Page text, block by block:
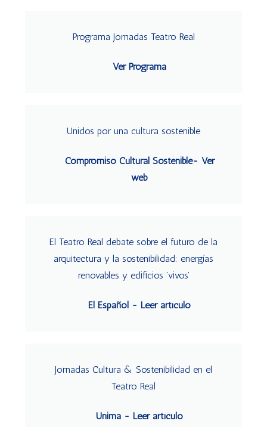
Programa Jornadas Teatro Real
Ver Programa
Unidos por una cultura sostenible
Compromiso Cultural Sostenible- Ver
web
El Teatro Real debate sobre el futuro de la
arquitectura y la sostenibilidad: energías
renovables y edificios 'vivos'
El Español - Leer artículo
Jornadas Cultura & Sostenibilidad en el
Teatro Real
Unima - Leer artículo